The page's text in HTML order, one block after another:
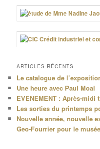
ARTICLES RÉCENTS
Le catalogue de
Une heure avec Paul Moal
EVENEMENT : Après-midi
Les sorties du printemps
Nouvelle année, nouvelle
Geo-Fourrier pour le